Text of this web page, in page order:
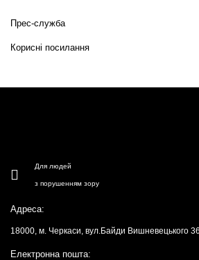
Прес-служба
Корисні посилання
Для людей
з порушенням зору
Адреса:
18000, м. Черкаси, вул.Байди Вишневецького 36
Електронна пошта: